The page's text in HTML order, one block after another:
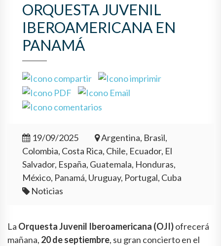
ORQUESTA JUVENIL
IBEROAMERICANA EN
PANAMÁ
19/09/2025
Argentina, Brasil,
Colombia, Costa Rica, Chile, Ecuador, El
Salvador, España, Guatemala, Honduras,
México, Panamá, Uruguay, Portugal, Cuba
Noticias
La Orquesta Juvenil Iberoamericana (OJI)ofrecerá
mañana, 20 de septiembre, su gran concierto en el